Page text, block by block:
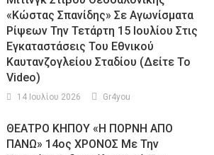
«Κώστας Σπανίδης» Σε Αγωνίσματα
Ρίψεων Την Τετάρτη 15 Ιουλίου Στις
Εγκαταστάσεις Του Εθνικού
Καυτανζογλείου Σταδίου (Δείτε Το
Video)
14 Ιουλίου 2026 Gr4you
ΘΕΑΤΡΟ ΚΗΠΟΥ «Η ΠΟΡΝΗ ΑΠΟ
ΠΑΝΩ» 14ος ΧΡΟΝΟΣ Με Την